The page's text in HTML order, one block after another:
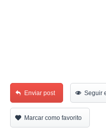
Enviar post Seguir
Marcar como favorito